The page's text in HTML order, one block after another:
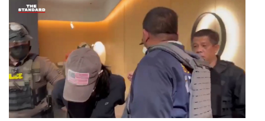
Photo: ARDEL Gallery of Modern Art